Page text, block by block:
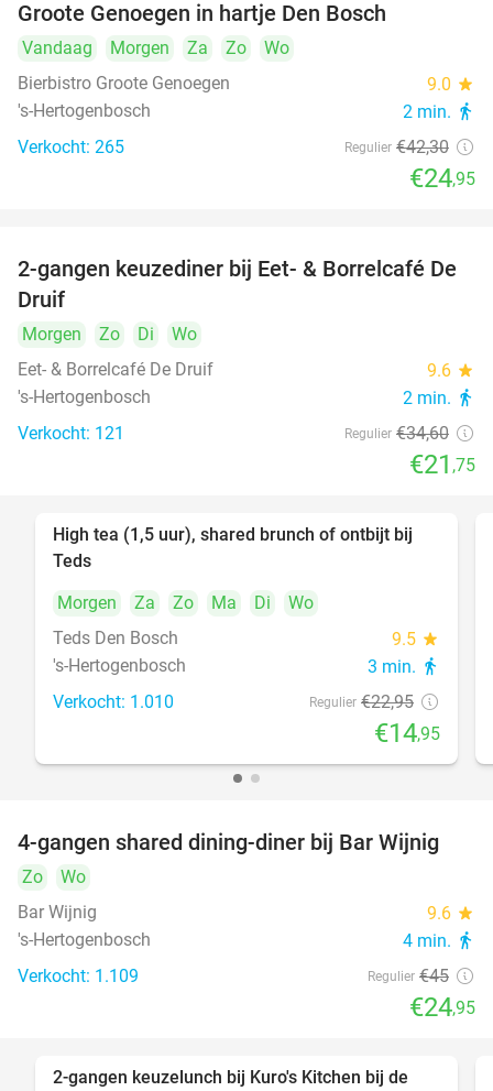
Groote Genoegen in hartje Den Bosch
Vandaag Morgen Za Zo
Wo
Bierbistro Groote Genoegen
9.0 star
's-Hertogenbosch 2 min. directions_walk
Verkocht: 265 Regulier €42,30
€24,95
37%
2-gangen keuzediner bij Eet- & Borrelcafé De
Druif
Morgen Zo Di
Wo
Eet- & Borrelcafé De Druif
9.6 star
's-Hertogenbosch 2 min. directions_walk
Verkocht: 121 Regulier €34,60
€21 ,75
35%
High tea (1,5 uur), shared brunch of ontbijt bij
Teds
Morgen
Za Zo Ma Di
Wo
Teds Den Bosch
9.5 star
's-Hertogenbosch 3 min. directions_walk
Verkocht: 1.010 Regulier €22,95
€14,95
45%
4-gangen shared dining-diner bij Bar Wijnig
Zo
Wo
Bar Wijnig
9.6 star
's-Hertogenbosch 4 min. directions_walk
Verkocht: 1.109 Regulier €45
€24,95
2-gangen keuzelunch bij Kuro's Kitchen bij de